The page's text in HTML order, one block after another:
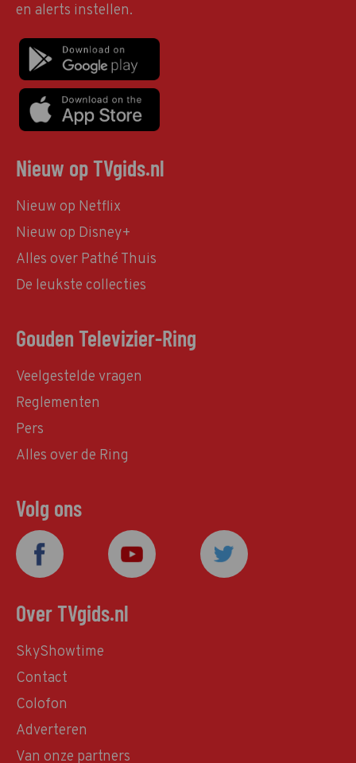
en alerts instellen.
Nieuw op TVgids.nl
Nieuw op Netflix
Nieuw op Disney+
Alles over Pathé Thuis
De leukste collecties
Gouden Televizier-Ring
Veelgestelde vragen
Reglementen
Pers
Alles over de Ring
Volg ons
Over TVgids.nl
SkyShowtime
Contact
Colofon
Adverteren
Van onze partners